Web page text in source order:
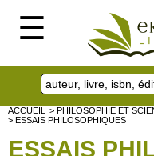
☰
ACCUEIL > PHILOSOPHIE ET
> ESSAIS PHILOSOPHIQUES
ESSAIS